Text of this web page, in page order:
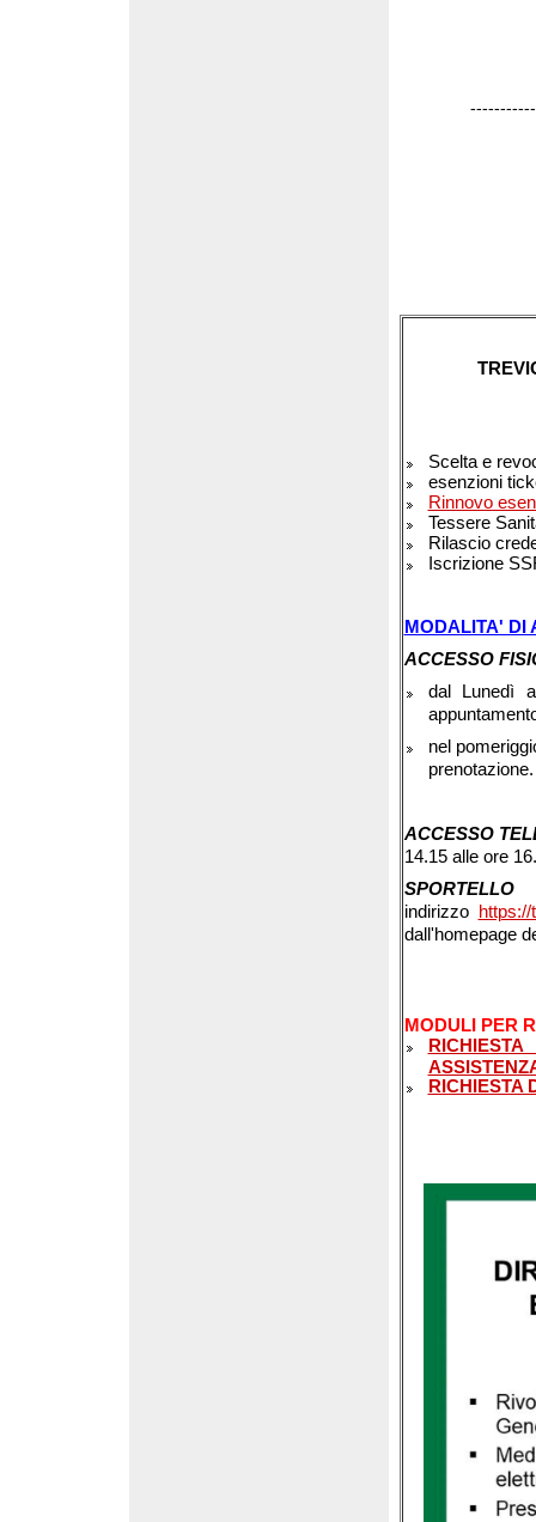
Scelta e
esenzioni
Rinnovo
Tessere
Rilascio
Iscrizione
MODALITA' DI
ACCESSO
dal Lunedì
nel
prenotazione.
ACCESSO
14.15 alle ore
indirizzo
dall'homepage
MODULI PER
RICHIESTA